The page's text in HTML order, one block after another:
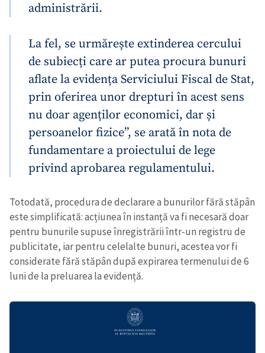
administrării.
La fel, se urmărește extinderea cercului
de subiecți care ar putea procura bunuri
aflate la evidența Serviciului Fiscal de Stat,
prin oferirea unor drepturi în acest sens
nu doar agenților economici, dar și
persoanelor fizice”, se arată în nota de
fundamentare a proiectului de lege
privind aprobarea regulamentului.
Totodată, procedura de declarare a bunurilor fără stăpân
este simplificată: acțiunea în instanță va fi necesară doar
pentru bunurile supuse înregistrării într-un registru de
publicitate, iar pentru celelalte bunuri, acestea vor fi
considerate fără stăpân după expirarea termenului de 6
luni de la preluarea la evidență.